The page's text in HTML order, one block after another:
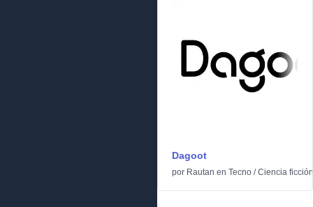
Dagoot
por Rautan en Tecno /Ciencia ficción